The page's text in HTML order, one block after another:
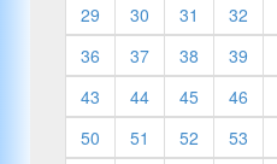
29
30 31 32
36
37 38 39
43
44 45 46
50
51 52 53